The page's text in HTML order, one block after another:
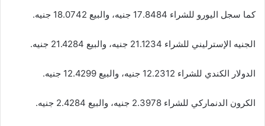
كما سجل اليورو للشراء 17.8484 جنيه، والبيع 18.0742 جنيه.
الجنيه الإسترليني للشراء 21.1234 جنيه، والبيع 21.4284 جنيه.
ال‏دولار‏ ‏الكندي‏ للشراء 12.2312 جنيه، والبيع 12.4299 جنيه. ‏
الكرون‏ ‏الدنماركي‏ للشراء 2.3978 جنيه، والبيع 2.4284 جنيه.